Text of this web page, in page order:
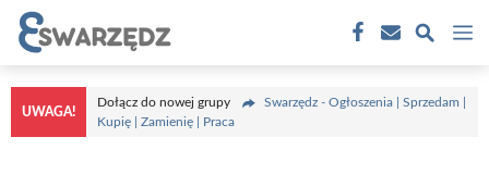
Przejdź
treści
UWAGA!
Dołącz do nowej grupy
Swarzędz - Ogłoszenia | Sprzedam |
Kupię | Zamienię | Praca